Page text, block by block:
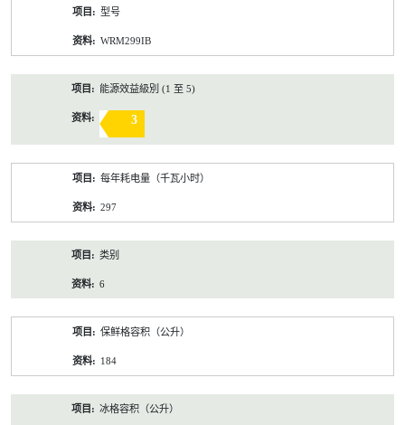
型号
WRM299IB
能源效益級別 (1 至 5)
3
每年耗电量（千瓦小时）
297
类别
6
保鲜格容积（公升）
184
冰格容积（公升）